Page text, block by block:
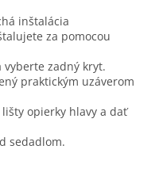
inštalácia
za pomocou
zadný kryt.
praktickým uzáverom
opierky hlavy a dať
sedadlom.